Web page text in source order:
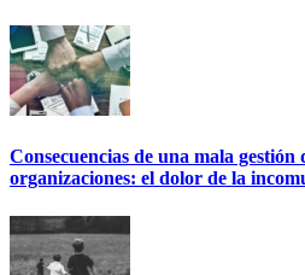
Consecuencias de una mala gestión
organizaciones: el dolor de la